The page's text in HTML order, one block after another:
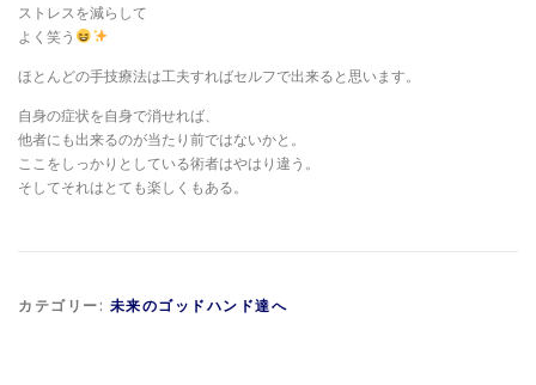
ストレスを減らして
よく笑う
ほとんどの手技療法は工夫すればセルフで出来ると思います。
自身の症状を自身で消せれば、
他者にも出来るのが当たり前ではないかと。
ここをしっかりとしている術者はやはり違う。
そしてそれはとても楽しくもある。
カテゴリー: 未来のゴッドハンド達へ